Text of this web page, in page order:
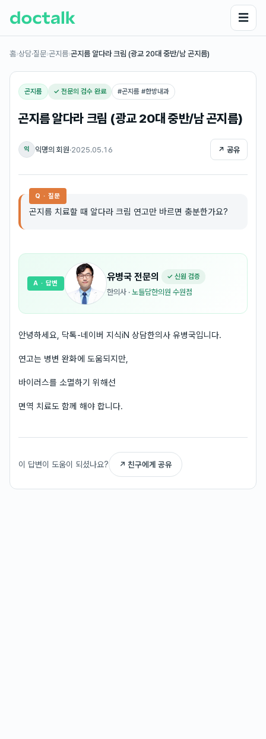
☰
홈›상담·질문›곤지름›곤지름 알다라 크림 (광교 20대 중반/남 곤지름)
곤지름 ✓ 전문의 검수 완료 #곤지름 #한방내과
곤지름 알다라 크림 (광교 20대 중반/남 곤지름)
익 익명의 회원·2025.05.16 ↗ 공유
Q · 질문
곤지름 치료할 때 알다라 크림 연고만 바르면 충분한가요?
유병국 전문의 ✓ 신원 검증
한의사 · 노들담한의원 수원점
A · 답변
안녕하세요, 닥톡-네이버 지식iN 상담한의사 유병국입니다.
연고는 병변 완화에 도움되지만,
바이러스를 소멸하기 위해선
면역 치료도 함께 해야 합니다.
이 답변이 도움이 되셨나요? ↗ 친구에게 공유